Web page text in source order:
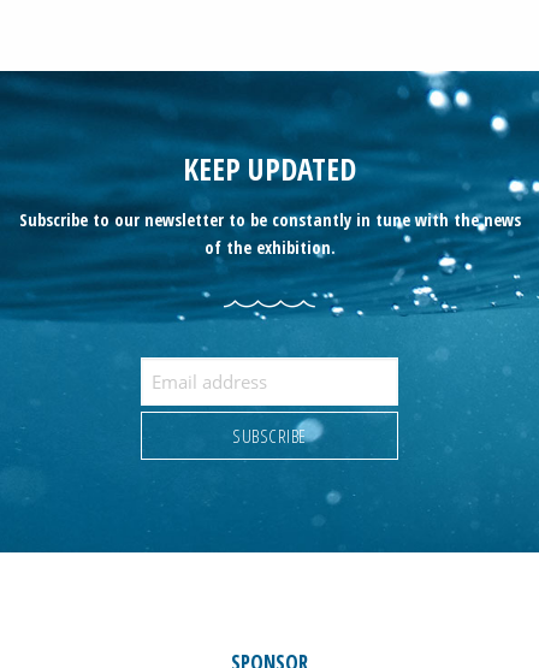
KEEP UPDATED
Subscribe to our newsletter to be constantly in tune with the news
of the exhibition.